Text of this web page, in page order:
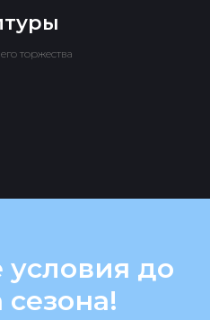
торжества
до
сезона!